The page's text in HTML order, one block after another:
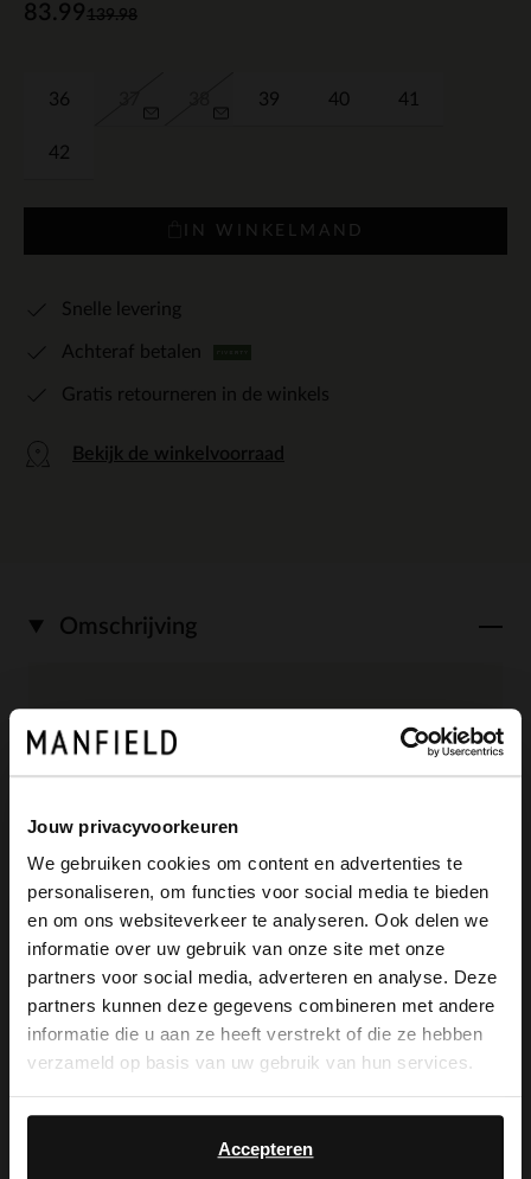
Jouw privacyvoorkeuren
We gebruiken cookies om content en advertenties te
personaliseren, om functies voor social media te bieden
en om ons websiteverkeer te analyseren. Ook delen we
informatie over uw gebruik van onze site met onze
partners voor social media, adverteren en analyse. Deze
partners kunnen deze gegevens combineren met andere
informatie die u aan ze heeft verstrekt of die ze hebben
verzameld op basis van uw gebruik van hun services.
Accepteren
139.98
83.99
36 39 40 41
42
IN WINKELMAND
Snelle levering
Achteraf betalen
Gratis retourneren in de winkels
Bekijk de winkelvoorraad
Omschrijving
Zwarte leren chelsea boots van Manfield
Carbon Pro.
Alles over dit product
Bezorgen & retour
×
View this website in English?
It looks like your language isn't Dutch. Would
you like to switch to English?
English